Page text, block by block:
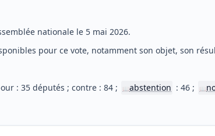
nationale le 5 mai 2026.
pour ce vote, notamment son objet, son
: 35 députés ; contre : 84 ;
📖abstention : 46 ; 📖